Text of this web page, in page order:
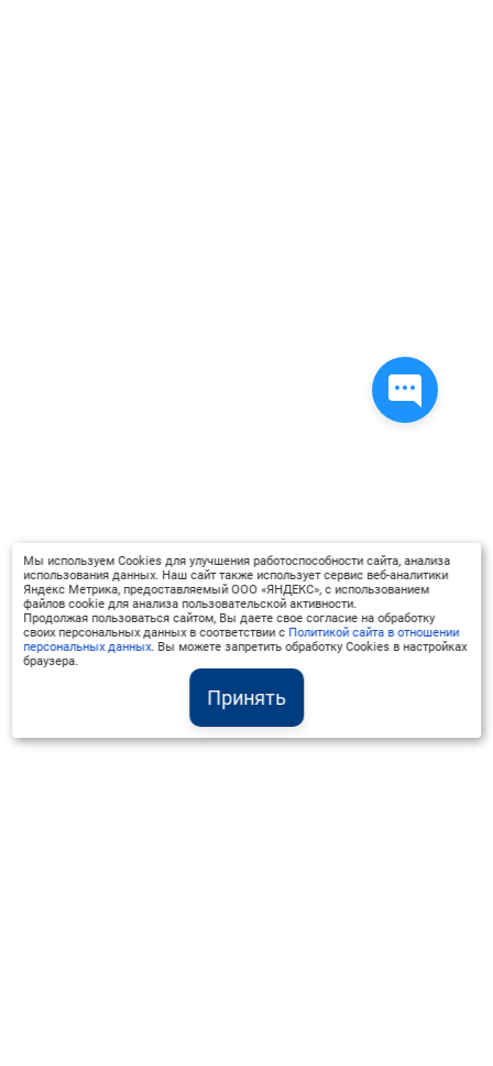
Принять
Мы используем Cookies для улучшения работоспособности сайта, анализа
использования данных. Наш сайт также использует сервис веб-аналитики
Яндекс Метрика, предоставляемый ООО «ЯНДЕКС», с использованием
файлов cookie для анализа пользовательской активности.
Продолжая пользоваться сайтом, Вы даете свое согласие на обработку
своих персональных данных в соответствии с Политикой сайта в отношении
персональных данных. Вы можете запретить обработку Cookies в настройках
браузера.